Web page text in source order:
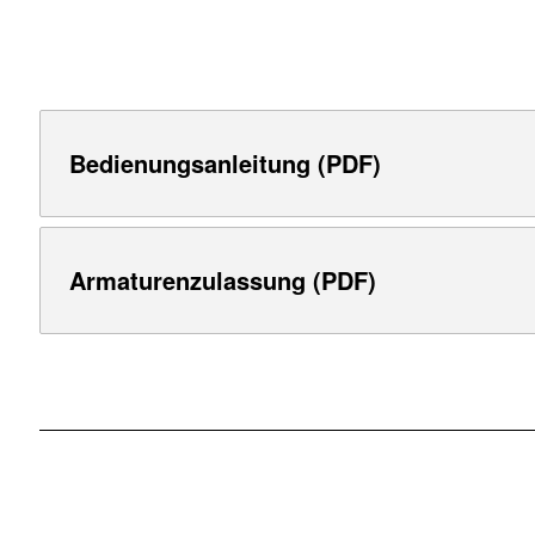
Bedienungsanleitung (PDF)
Armaturenzulassung (PDF)